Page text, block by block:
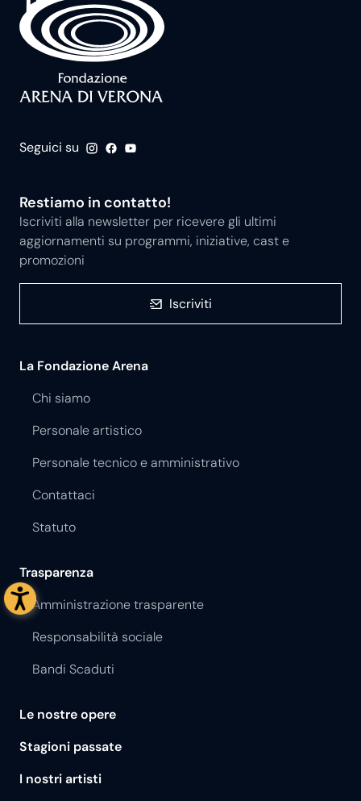
Seguici su
Restiamo in contatto!
Iscriviti alla newsletter per ricevere gli ultimi
aggiornamenti su programmi, iniziative, cast e
promozioni
Iscriviti
La Fondazione Arena
Chi siamo
Personale artistico
Personale tecnico e amministrativo
Contattaci
Statuto
Trasparenza
Amministrazione trasparente
Responsabilità sociale
Bandi Scaduti
Le nostre opere
Stagioni passate
I nostri artisti